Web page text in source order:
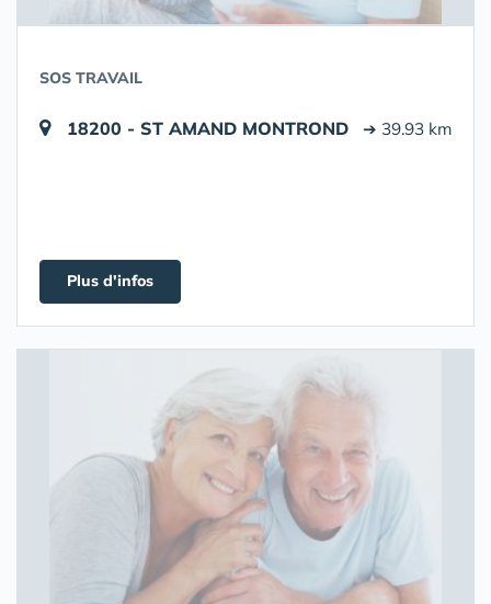
SOS TRAVAIL
18200 - ST AMAND MONTROND ➔ 39.93 km
Plus d'infos